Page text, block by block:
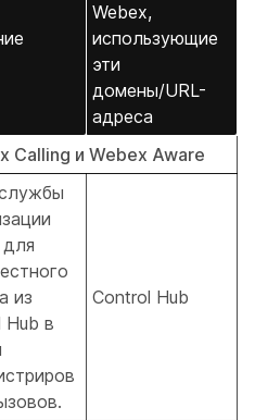
Webex,
использующие
эти
домены/URL-
адреса
Calling и Webex Aware
из
Hub в
Control Hub